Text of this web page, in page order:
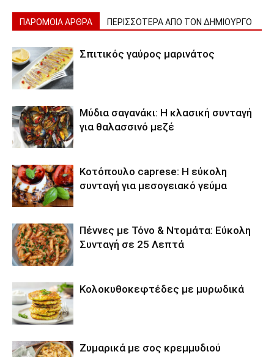
ΠΑΡΟΜΟΙΑ ΑΡΘΡΑ ΠΕΡΙΣΣΟΤΕΡΑ ΑΠΟ ΤΟΝ ΔΗΜΙΟΥΡΓΟ
Σπιτικός γαύρος μαρινάτος
Μύδια σαγανάκι: Η κλασική συνταγή
για θαλασσινό μεζέ
Κοτόπουλο caprese: Η εύκολη
συνταγή για μεσογειακό γεύμα
Πέννες με Τόνο & Ντομάτα: Εύκολη
Συνταγή σε 25 Λεπτά
Κολοκυθοκεφτέδες με μυρωδικά
Ζυμαρικά με σος κρεμμυδιού